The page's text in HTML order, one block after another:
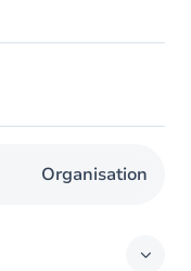
Organisation